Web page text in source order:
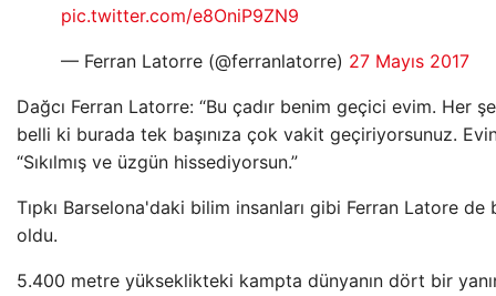
pic.twitter.com/e8OniP9ZN9
— Ferran Latorre (@ferranlatorre) 27 Mayıs 2017
Dağcı Ferran Latorre: “Bu çadır benim geçici evim. Her
belli ki burada tek başınıza çok vakit geçiriyorsunuz.
“Sıkılmış ve üzgün hissediyorsun.”
Tıpkı Barselona'daki bilim insanları gibi Ferran Latore
oldu.
5.400 metre yükseklikteki kampta dünyanın dört bir